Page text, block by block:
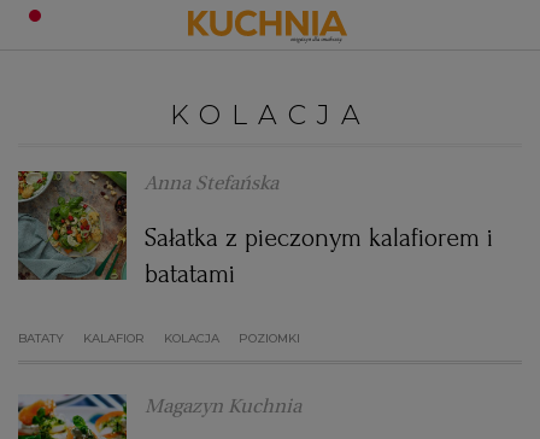
OBIADY
HALLOWEEN
KUCHNIE ŚWIATA
Zaloguj się
KOLACJA
Anna Stefańska
Sałatka z pieczonym kalafiorem i
batatami
BATATY KALAFIOR KOLACJA POZIOMKI
Magazyn Kuchnia